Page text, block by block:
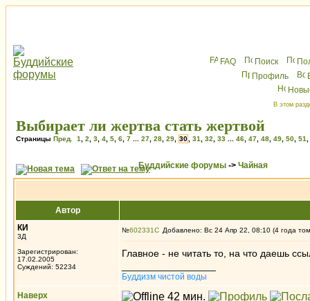
FAQ Поиск
Профиль
В этом
Выбирает ли жертва стать жертвой
Страницы Пред. 1 2 3 4 5 6 7 27 28 29 30 31 32 33 46 47 48 49 50 51
Буддийские форумы -> Чайная
Автор
КИ
3Д
Зарегистрирован:
17.02.2005
Суждений: 52234
№602331 Добавлено: Вс 24 Апр 22, 08:10 (4 года
Главное - не читать то, на что даешь
Буддизм чистой воды
Наверх